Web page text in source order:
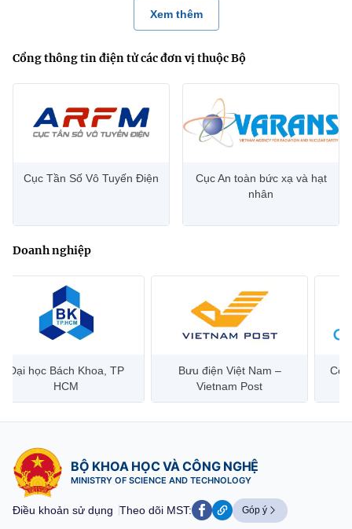
Xem thêm
Cổng thông tin điện tử các đơn vị thuộc Bộ
Cục Tần Số Vô Tuyến Điện
Cục An toàn bức xạ và hạt
nhân
Doanh nghiệp
Đại học Bách Khoa, TP
HCM
Bưu điện Việt Nam –
Vietnam Post
BỘ KHOA HỌC VÀ CÔNG NGHỆ
MINISTRY OF SCIENCE AND TECHNOLOGY
Điều khoản sử dụng Theo dõi MST: Góp ý